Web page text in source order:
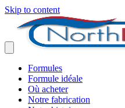
Skip to content
Formules
Formule idéale
Où acheter
Notre fabrication